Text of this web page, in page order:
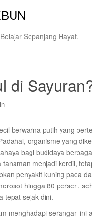
Sepanjang Hayat.
di
berwarna putih yang
organisme yang
bagi budidaya
tanaman menjadi kerdil,
penyakit kuning pada
hingga 80 persen,
tepat sejak dini.
menghadapi serangan